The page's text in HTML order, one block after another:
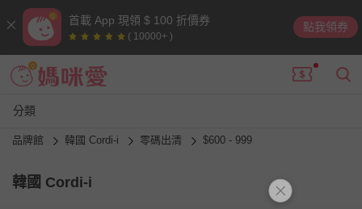
首載 App 現領 $ 100 折價券
( 10000+ )
點我領券
分類
品牌館 韓國 Cordi-i 零碼出清 $600 - 999
韓國 Cordi-i